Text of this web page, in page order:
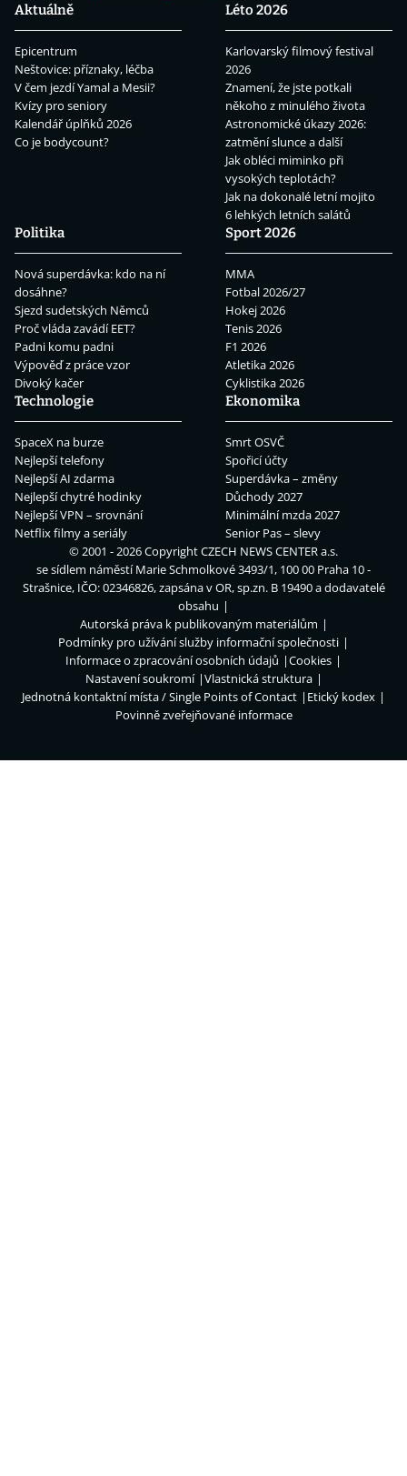
Aktuálně
Epicentrum
Neštovice: příznaky, léčba
V čem jezdí Yamal a Mesii?
Kvízy pro seniory
Kalendář úplňků 2026
Co je bodycount?
Léto 2026
Karlovarský filmový festival
2026
Znamení, že jste potkali
někoho z minulého života
Astronomické úkazy 2026:
zatmění slunce a další
Jak obléci miminko při
vysokých teplotách?
Jak na dokonalé letní mojito
6 lehkých letních salátů
Politika
Nová superdávka: kdo na ní
dosáhne?
Sjezd sudetských Němců
Proč vláda zavádí EET?
Padni komu padni
Výpověď z práce vzor
Divoký kačer
Sport 2026
MMA
Fotbal 2026/27
Hokej 2026
Tenis 2026
F1 2026
Atletika 2026
Cyklistika 2026
Technologie
SpaceX na burze
Nejlepší telefony
Nejlepší AI zdarma
Nejlepší chytré hodinky
Nejlepší VPN – srovnání
Netflix filmy a seriály
Ekonomika
Smrt OSVČ
Spořicí účty
Superdávka – změny
Důchody 2027
Minimální mzda 2027
Senior Pas – slevy
© 2001 - 2026 CopyrightCZECH NEWS CENTER a.s.
se sídlem náměstí Marie Schmolkové 3493/1, 100 00 Praha 10 -
Strašnice, IČO: 02346826, zapsána v OR, sp.zn. B 19490 a dodavatelé
obsahu
Autorská práva k publikovaným materiálům
Podmínky pro užívání služby informační společnosti
Informace o zpracování osobních údajů
Cookies
Nastavení soukromí
Vlastnická struktura
Jednotná kontaktní místa / Single Points of Contact
Etický kodex
Povinně zveřejňované informace